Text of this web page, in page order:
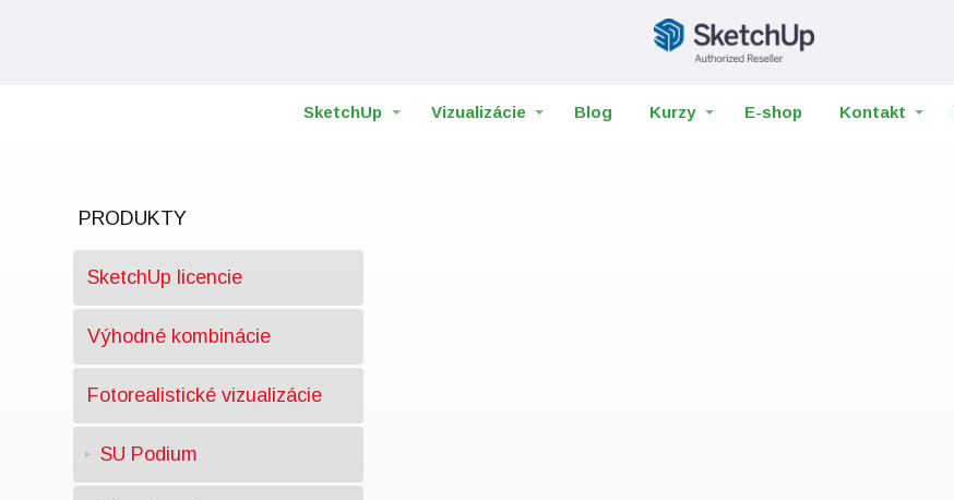
SketchUp Vizualizácie Blog Kurzy E-shop Kontakt
PRODUKTY
SketchUp licencie
Výhodné kombinácie
Fotorealistické vizualizácie
SU Podium